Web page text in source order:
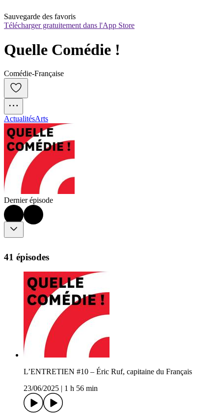
Sauvegarde des favoris
Télécharger gratuitement dans l'App Store
Quelle Comédie !
Comédie-Française
ActualitésArts
Dernier épisode
41 épisodes
L’ENTRETIEN #10 – Éric Ruf, capitaine du Français
23/06/2025
1 h 56 min